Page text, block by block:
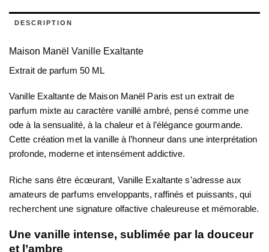
DESCRIPTION
Maison Manël Vanille Exaltante
Extrait de parfum 50 ML
Vanille Exaltantede Maison Manël Paris est un extrait de
parfum mixte au caractère vanillé ambré, pensé comme une
ode à la sensualité, à la chaleur et à l’élégance gourmande.
Cette création met la vanille à l’honneur dans une interprétation
profonde, moderne et intensément addictive.
Riche sans être écœurant, Vanille Exaltante s’adresse aux
amateurs de parfums enveloppants, raffinés et puissants, qui
recherchent une signature olfactive chaleureuse et mémorable.
Une vanille intense, sublimée par la douceur
et l’ambre